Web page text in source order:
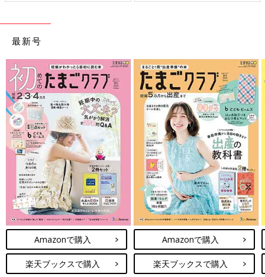
最新! 初めての離乳食新百科 (ベネッセ・ムック たまひよブック
ス たまひよ新百科シリーズ)
Amazonで見る
最新号
Amazonで購入
楽天ブックスで購入
Amazonで購入
楽天ブックスで購入